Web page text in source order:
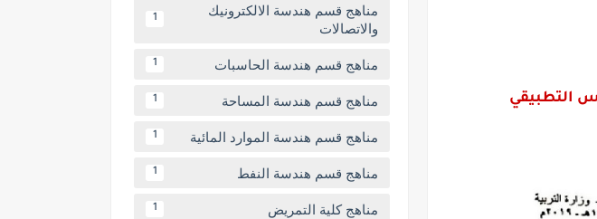
مناهج قسم هندسة الالكترونيك
والاتصالات
1
مناهج قسم هندسة الحاسبات 1
مناهج قسم هندسة المساحة 1
مناهج قسم هندسة الموارد المائية 1
مناهج قسم هندسة النفط 1
مناهج كلية التمريض 1